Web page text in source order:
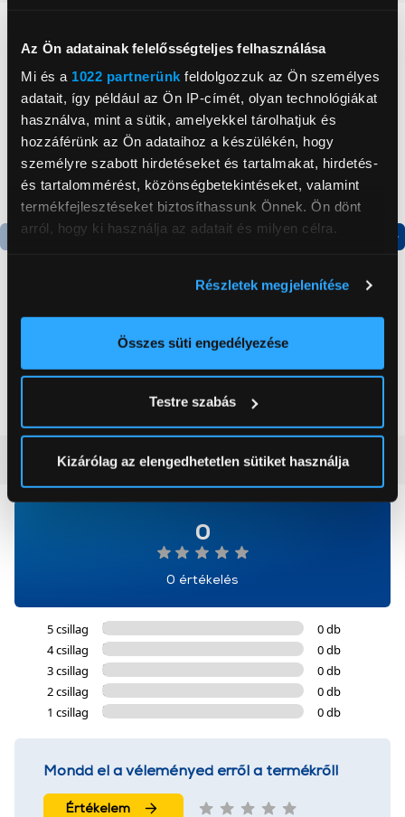
Az Ön adatainak felelősségteljes felhasználása
Mi és a 1022 partnerünk feldolgozzuk az Ön személyes
adatait, így például az Ön IP-címét, olyan technológiákat
használva, mint a sütik, amelyekkel tárolhatjuk és
hozzáférünk az Ön adataihoz a készülékén, hogy
személyre szabott hirdetéseket és tartalmakat, hirdetés-
és tartalommérést, közönségbetekintéseket, valamint
termékfejlesztéseket biztosíthassunk Önnek. Ön dönt
arról, hogy ki használja az adatait és milyen célra.
elhelyezkedéséről pár méteres pontossággal
Az Ön készülékén beazonosítása annak konkrét
módjairól és adja meg preferenciáit aRészletek
pontban. Bármikor módosíthatja vagy visszavonhatja a
Sütinyilatkozathoz való hozzájárulását.
cookie-k személyazonosítására nem alkalmasak,
szolgáltatásaink biztosításához szükségesek. Az oldal
használatával Ön elfogadja a cookie-k használatát.
Részletek megjelenítése
Összes süti engedélyezése
Testre szabás
Kizárólag az elengedhetetlen sütiket használja
by side hűtőszekrény
Alulfagyasztós
Vásárlói vélemények(0)
0
0 értékelés
5 csillag
0 db
4 csillag
0 db
3 csillag
0 db
2 csillag
0 db
1 csillag
0 db
Mondd el a véleményed erről a termékről!
Értékelem